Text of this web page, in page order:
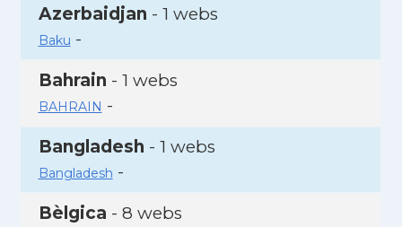
Azerbaidjan - 1 webs
Baku -
Bahrain - 1 webs
BAHRAIN -
Bangladesh - 1 webs
Bangladesh -
Bèlgica - 8 webs